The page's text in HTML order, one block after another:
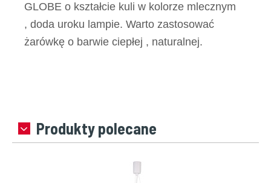
GLOBE o kształcie kuli w kolorze mlecznym
, doda uroku lampie. Warto zastosować
żarówkę o barwie ciepłej , naturalnej.
Produkty polecane